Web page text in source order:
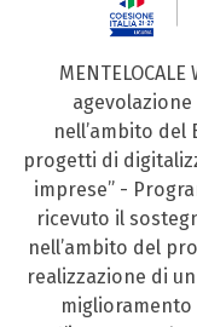
nell’ambito del
progetti di
imprese” -
ricevuto il
nell’ambito del
realizzazione di